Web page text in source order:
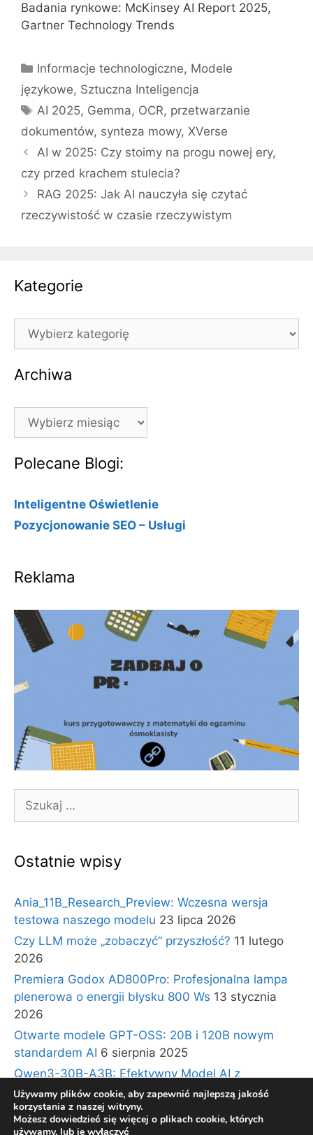
Badania rynkowe: McKinsey AI Report 2025,
Gartner Technology Trends
Kategorie
Informacje technologiczne, Modele
językowe, Sztuczna Inteligencja
Tagi
AI 2025, Gemma, OCR, przetwarzanie
dokumentów, synteza mowy, XVerse
AI w 2025: Czy stoimy na progu nowej ery,
czy przed krachem stulecia?
RAG 2025: Jak AI nauczyła się czytać
rzeczywistość w czasie rzeczywistym
Kategorie
Kategorie
Archiwa
Archiwa
Polecane Blogi:
Inteligentne Oświetlenie
Pozycjonowanie SEO – Usługi
Reklama
Ostatnie wpisy
Ania_11B_Research_Preview: Wczesna wersja
testowa naszego modelu 23 lipca 2026
Czy LLM może „zobaczyć” przyszłość? 11 lutego
2026
Premiera Godox AD800Pro: Profesjonalna lampa
plenerowa o energii błysku 800 Ws 13 stycznia
2026
Otwarte modele GPT-OSS: 20B i 120B nowym
standardem AI 6 sierpnia 2025
Qwen3-30B-A3B: Efektywny Model AI z
Architekturą Ekspertów i Długim Kontekstem 30
lipca 2025
Używamy plików cookie, aby zapewnić najlepszą jakość
korzystania z naszej witryny.
Możesz dowiedzieć się więcej o plikach cookie, których
używamy, lub je wyłączyć